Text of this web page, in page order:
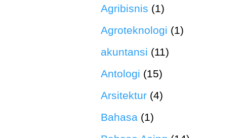
Agribisnis (1)
Agroteknologi (1)
akuntansi (11)
Antologi (15)
Arsitektur (4)
Bahasa (1)